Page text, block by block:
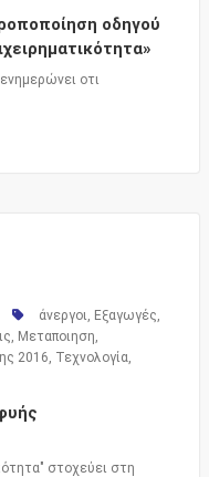
οδηγού
οτι
άνεργοι Εξαγωγές
Μεταποιηση
2016 Τεχνολογία
στοχεύει στη